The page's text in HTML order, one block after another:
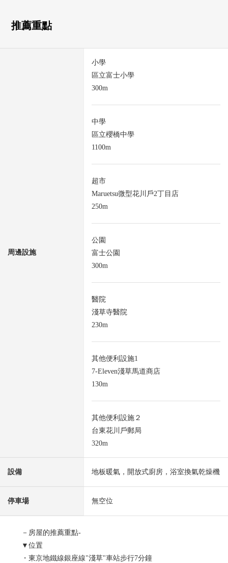
推薦重點
周邊設施
小學
區立富士小學
300m
中學
區立櫻橋中學
1100m
超市
Maruetsu微型花川戶2丁目店
250m
公園
富士公園
300m
醫院
淺草寺醫院
230m
其他便利設施1
7-Eleven淺草馬道商店
130m
其他便利設施２
台東花川戶郵局
320m
設備 地板暖氣，開放式廚房，浴室換氣乾燥機
停車場 無空位
－房屋的推薦重點-
▼位置
・東京地鐵線銀座線"淺草"車站步行7分鐘